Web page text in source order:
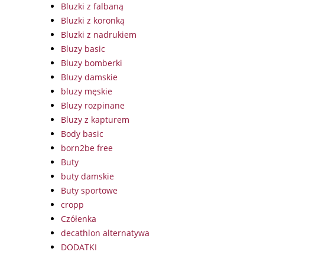
Bluzki z falbaną
Bluzki z koronką
Bluzki z nadrukiem
Bluzy basic
Bluzy bomberki
Bluzy damskie
bluzy męskie
Bluzy rozpinane
Bluzy z kapturem
Body basic
born2be free
Buty
buty damskie
Buty sportowe
cropp
Czółenka
decathlon alternatywa
DODATKI